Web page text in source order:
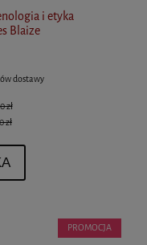
i etyka
Blaize
dostawy
zł
zł
PROMOCJA